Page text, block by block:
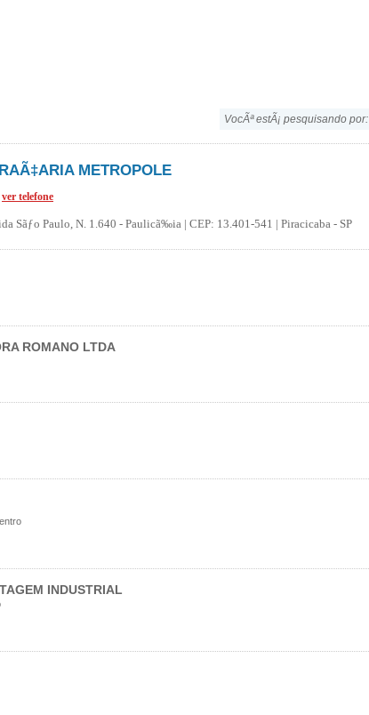
VocÃª estÃ¡ pesquisando por:
METROPOLE
ver telefone
Sãƒo Paulo, N. 1.640 - Paulicã‰ia | CEP: 13.401-541 | Piracicaba - SP
ROMANO LTDA
INDUSTRIAL